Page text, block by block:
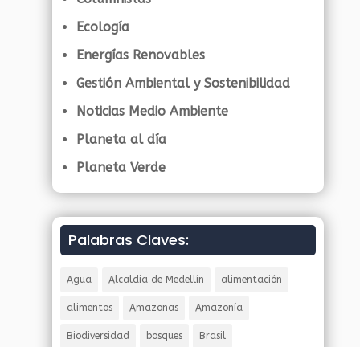
Ecología
Energías Renovables
Gestión Ambiental y Sostenibilidad
Noticias Medio Ambiente
Planeta al día
Planeta Verde
Palabras Claves:
Agua Alcaldia de Medellín alimentación
alimentos Amazonas Amazonía
Biodiversidad bosques Brasil